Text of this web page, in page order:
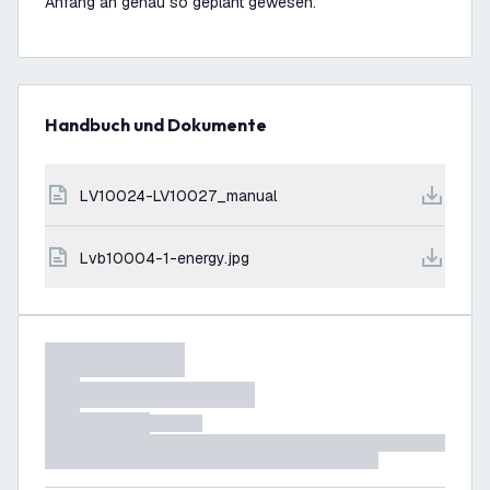
Handbuch und Dokumente
LV10024-LV10027_manual
lvb10004-1-energy.jpg